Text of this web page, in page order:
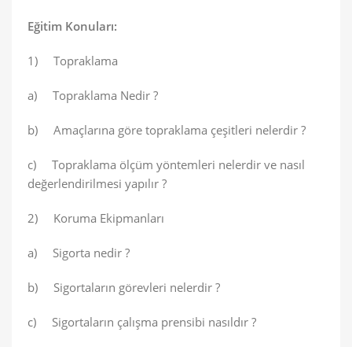
Eğitim Konuları:
1) Topraklama
a) Topraklama Nedir ?
b) Amaçlarına göre topraklama çeşitleri nelerdir ?
c) Topraklama ölçüm yöntemleri nelerdir ve nasıl
değerlendirilmesi yapılır ?
2) Koruma Ekipmanları
a) Sigorta nedir ?
b) Sigortaların görevleri nelerdir ?
c) Sigortaların çalışma prensibi nasıldır ?